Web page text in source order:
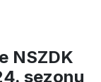
NSZDK
sezonu